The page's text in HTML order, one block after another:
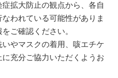
拡大防止の観点から、各自
われている可能性がありま
ご確認ください。
やマスクの着用、咳エチケ
充分ご協力いただくようお